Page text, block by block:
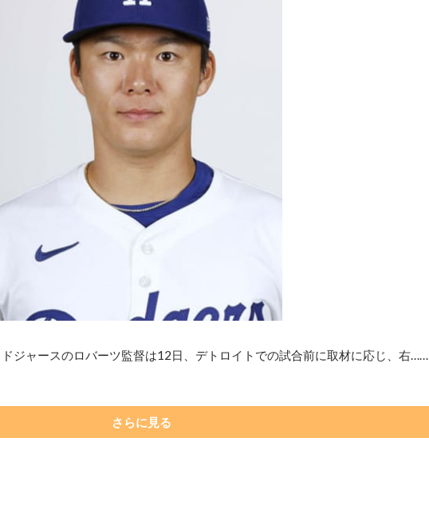
ドジャースのロバーツ監督は12日、デトロイトでの試合前に取材に応じ、右……
さらに見る